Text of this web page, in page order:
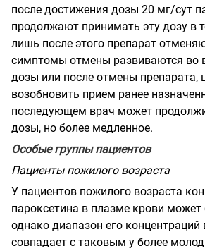
после достижения дозы 20 мг/сут
продолжают принимать эту дозу в
лишь после этого препарат
симптомы отмены развиваются во
дозы или после отмены препарата,
возобновить прием ранее
последующем врач может
дозы, но более медленное.
Особые группы пациентов
Пациенты пожилого возраста
У пациентов пожилого возраста
пароксетина в плазме крови
однако диапазон его концентраций
совпадает с таковым у более